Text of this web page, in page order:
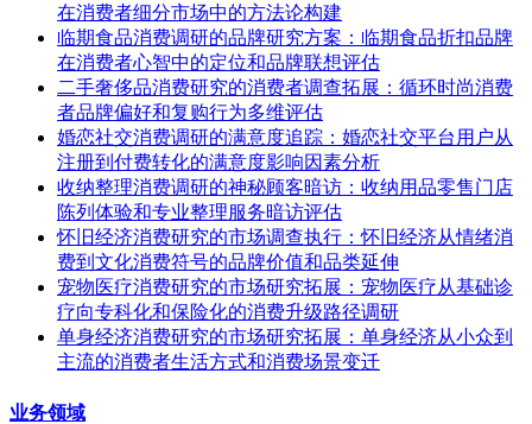
在消费者细分市场中的方法论构建
临期食品消费调研的品牌研究方案：临期食品折扣品牌
在消费者心智中的定位和品牌联想评估
二手奢侈品消费研究的消费者调查拓展：循环时尚消费
者品牌偏好和复购行为多维评估
婚恋社交消费调研的满意度追踪：婚恋社交平台用户从
注册到付费转化的满意度影响因素分析
收纳整理消费调研的神秘顾客暗访：收纳用品零售门店
陈列体验和专业整理服务暗访评估
怀旧经济消费研究的市场调查执行：怀旧经济从情绪消
费到文化消费符号的品牌价值和品类延伸
宠物医疗消费研究的市场研究拓展：宠物医疗从基础诊
疗向专科化和保险化的消费升级路径调研
单身经济消费研究的市场研究拓展：单身经济从小众到
主流的消费者生活方式和消费场景变迁
业务领域